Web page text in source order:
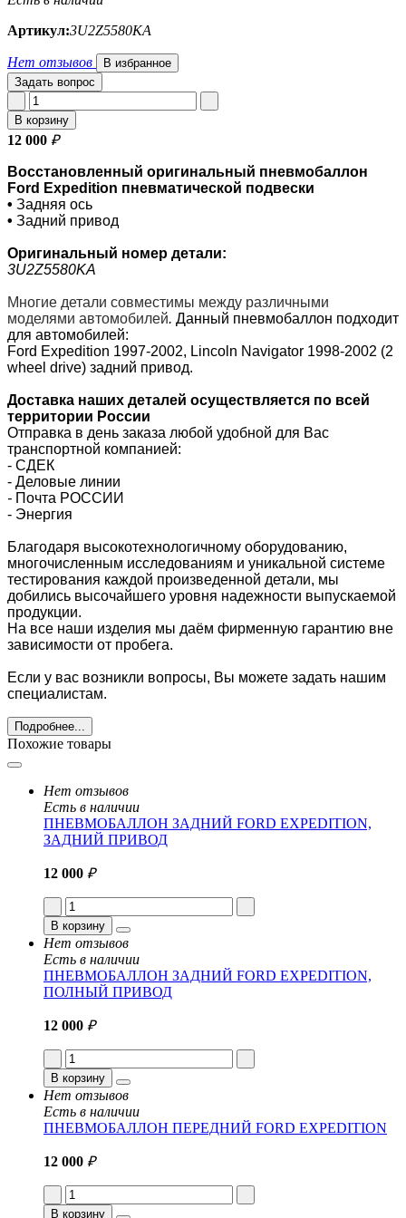
Артикул:3U2Z5580KA
Нет отзывов
В избранное
Задать вопрос
В корзину
12 000 ₽
Восстановленный оригинальный пневмобаллон
Ford Expedition пневматической подвески
• Задняя ось
• Задний привод
Оригинальный номер детали:
3U2Z5580KA
Многие детали совместимы между различными
моделями автомобилей. Данный пневмобаллон подходит
для автомобилей:
Ford Expedition 1997-2002, Lincoln Navigator 1998-2002 (2
wheel drive) задний привод.
Доставка наших деталей осуществляется по всей
территории России
Отправка в день заказа любой удобной для Вас
транспортной компанией:
- СДЕК
- Деловые линии
- Почта РОССИИ
- Энергия
Благодаря высокотехнологичному оборудованию,
многочисленным исследованиям и уникальной системе
тестирования каждой произведенной детали, мы
добились высочайшего уровня надежности выпускаемой
продукции.
На все наши изделия мы даём фирменную гарантию вне
зависимости от пробега.
Если у вас возникли вопросы, Вы можете задать нашим
специалистам.
Подробнее...
Похожие товары
Нет отзывов
Есть в наличии
ПНЕВМОБАЛЛОН ЗАДНИЙ FORD EXPEDITION,
ЗАДНИЙ ПРИВОД
12 000 ₽
В корзину
Нет отзывов
Есть в наличии
ПНЕВМОБАЛЛОН ЗАДНИЙ FORD EXPEDITION,
ПОЛНЫЙ ПРИВОД
12 000 ₽
В корзину
Нет отзывов
Есть в наличии
ПНЕВМОБАЛЛОН ПЕРЕДНИЙ FORD EXPEDITION
12 000 ₽
В корзину